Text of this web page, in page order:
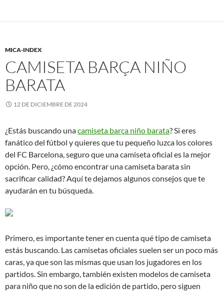
MICA-INDEX
CAMISETA BARÇA NIÑO
BARATA
12 DE DICIEMBRE DE 2024
¿Estás buscando unacamiseta barça niño barata? Si eres
fanático del fútbol y quieres que tu pequeño luzca los colores
del FC Barcelona, seguro que una camiseta oficial es la mejor
opción. Pero, ¿cómo encontrar una camiseta barata sin
sacrificar calidad? Aquí te dejamos algunos consejos que te
ayudarán en tu búsqueda.
Primero, es importante tener en cuenta qué tipo de camiseta
estás buscando. Las camisetas oficiales suelen ser un poco más
caras, ya que son las mismas que usan los jugadores en los
partidos. Sin embargo, también existen modelos de camiseta
para niño que no son de la edición de partido, pero siguen